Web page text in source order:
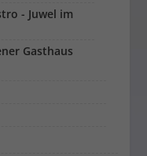
- Juwel im
Gasthaus